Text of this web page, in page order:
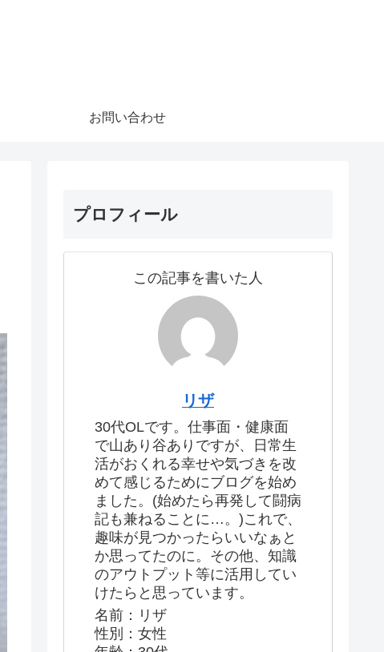
お問い合わせ
プロフィール
この記事を書いた人
リザ
30代OLです。仕事面・健康面
で山あり谷ありですが、日常生
活がおくれる幸せや気づきを改
めて感じるためにブログを始め
ました。(始めたら再発して闘病
記も兼ねることに…。)これで、
趣味が見つかったらいいなぁと
か思ってたのに。その他、知識
のアウトプット等に活用してい
けたらと思っています。
名前：リザ
性別：女性